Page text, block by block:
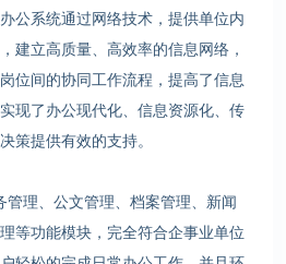
公系统通过网络技术，提供单位内
建立高质量、高效率的信息网络，
位间的协同工作流程，提高了信息
现了办公现代化、信息资源化、传
策提供有效的支持。
理、公文管理、档案管理、新闻
等功能模块，完全符合企事业单位